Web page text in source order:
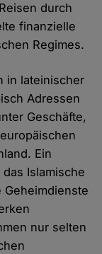
durch
finanzielle
Regimes.
in lateinischer
Adressen
Geschäfte,
Ein
Islamische
Geheimdienste
nur selten